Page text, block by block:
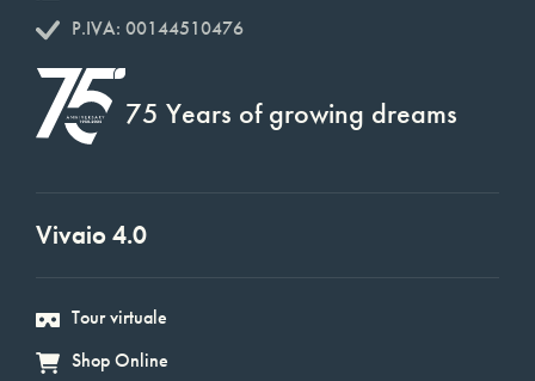
P.IVA: 00144510476
75 Years of growing dreams
Vivaio 4.0
Tour virtuale
Shop Online